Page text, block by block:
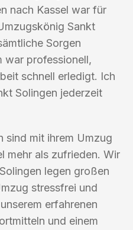
nach Kassel war für
Sankt
Sorgen
war professionell,
schnell erledigt. Ich
Solingen jederzeit
sind mit ihrem Umzug
mehr als zufrieden. Wir
legen großen
stressfrei und
erfahrenen
und einem